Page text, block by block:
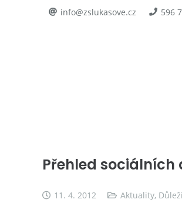
info@zslukasove.cz 596
Přehled sociálních
11. 4. 2012 Aktuality,